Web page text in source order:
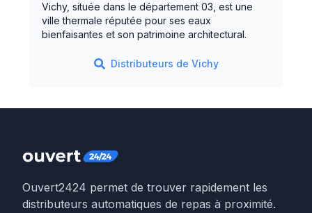
Vichy, située dans le département 03, est une
ville thermale réputée pour ses eaux
bienfaisantes et son patrimoine architectural.
Distributeurs de Vichy
Ouvert2424 permet de trouver rapidement les
distributeurs automatiques de repas à proximité.